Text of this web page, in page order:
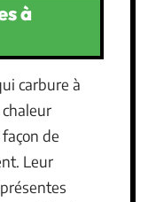
à
carbure à
chaleur
de
Leur